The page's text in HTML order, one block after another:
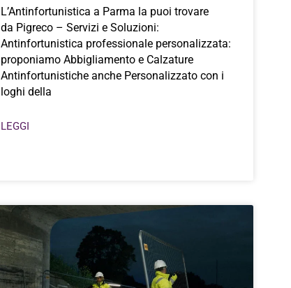
L’Antinfortunistica a Parma la puoi trovare
da Pigreco – Servizi e Soluzioni:
Antinfortunistica professionale personalizzata:
proponiamo Abbigliamento e Calzature
Antinfortunistiche anche Personalizzato con i
loghi della
LEGGI